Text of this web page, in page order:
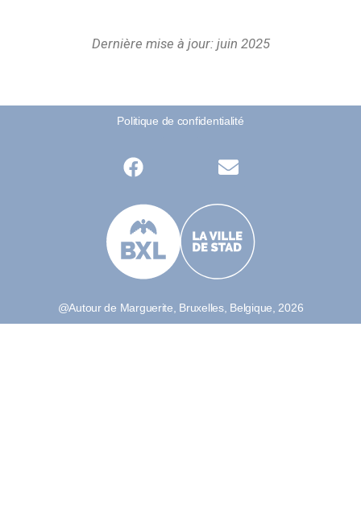
Dernière mise à jour: juin 2025
Politique de confidentialité
@Autour de Marguerite, Bruxelles, Belgique, 2026